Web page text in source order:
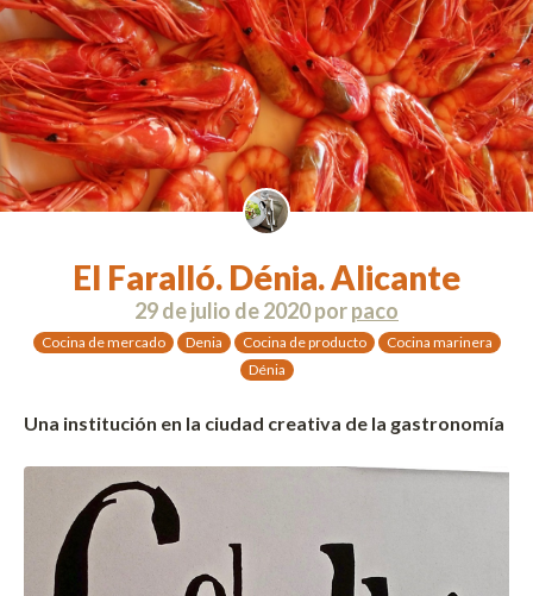
El Faralló. Dénia. Alicante
29 de julio de 2020porpaco
Cocina de mercado Denia Cocina de producto
Cocina marinera
Dénia
Una institución en la ciudad creativa de la gastronomía